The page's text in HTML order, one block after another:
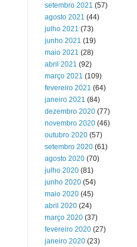
setembro 2021 (57)
agosto 2021 (44)
julho 2021 (73)
junho 2021 (19)
maio 2021 (28)
abril 2021 (92)
março 2021 (109)
fevereiro 2021 (64)
janeiro 2021 (84)
dezembro 2020 (77)
novembro 2020 (46)
outubro 2020 (57)
setembro 2020 (61)
agosto 2020 (70)
julho 2020 (81)
junho 2020 (54)
maio 2020 (45)
abril 2020 (24)
março 2020 (37)
fevereiro 2020 (27)
janeiro 2020 (23)